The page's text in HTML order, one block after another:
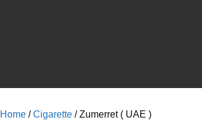
Home /Cigarette / Zumerret ( UAE )